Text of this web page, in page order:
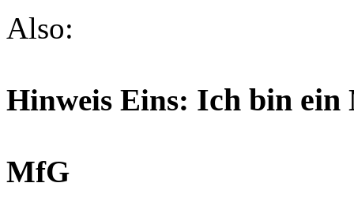
Also:
Hinweis Eins: Ich bin ein
MfG